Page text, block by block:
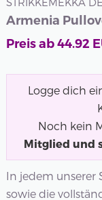
Armenia
Preis ab44.92
Logge dich
Noch kein
Mitglied und
In jedem unserer
sowie die